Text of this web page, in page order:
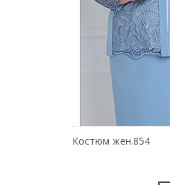
Костюм жен.854